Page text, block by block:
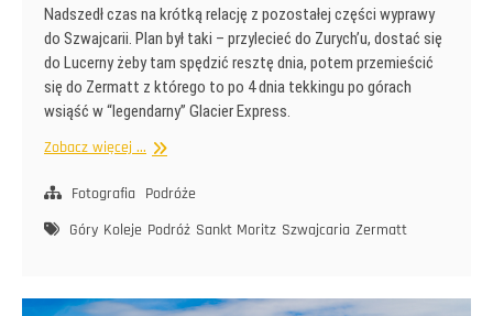
Nadszedł czas na krótką relację z pozostałej części wyprawy
do Szwajcarii. Plan był taki – przylecieć do Zurych’u, dostać się
do Lucerny żeby tam spędzić resztę dnia, potem przemieścić
się do Zermatt z którego to po 4 dnia tekkingu po górach
wsiąść w “legendarny” Glacier Express.
Zobacz więcej ... Szwajcaria
z
do
Fotografia
Podróże
Góry Koleje Podróż Sankt Moritz Szwajcaria Zermatt